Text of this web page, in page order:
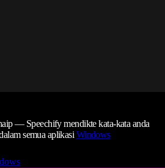
— Speechify mendikte kata-kata anda
semua aplikasi Windows